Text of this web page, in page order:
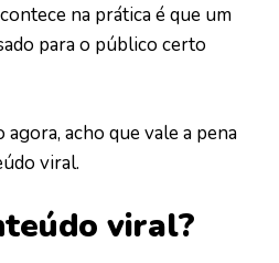
na prática é que um
para o público certo
agora, acho que vale a pena
viral.
viral?